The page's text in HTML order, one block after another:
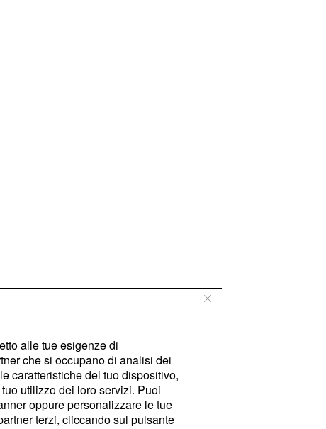
alle tue esigenze di
che si occupano di analisi dei
caratteristiche del tuo dispositivo,
utilizzo dei loro servizi. Puoi
oppure personalizzare le tue
terzi, cliccando sul pulsante